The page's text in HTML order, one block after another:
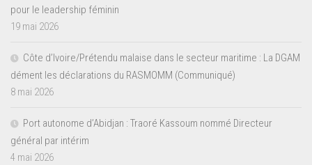
pour le leadership féminin
19 mai 2026
Côte d’Ivoire/Prétendu malaise dans le secteur maritime : La DGAM
dément les déclarations du RASMOMM (Communiqué)
8 mai 2026
Port autonome d’Abidjan : Traoré Kassoum nommé Directeur
général par intérim
4 mai 2026